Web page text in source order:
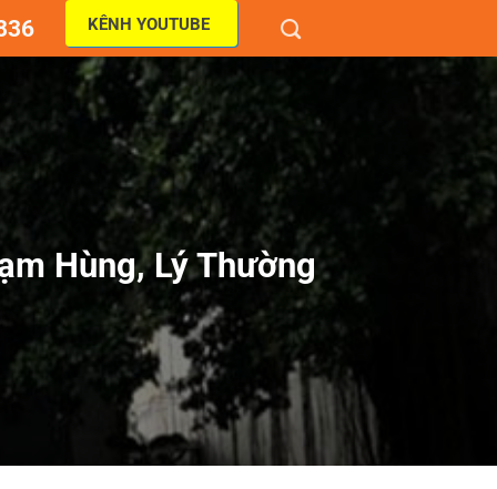
KÊNH YOUTUBE
Hùng, Lý Thường